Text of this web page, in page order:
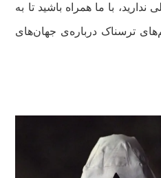
با ما همراه باشید تا به
فیلم‌های ترسناک درباره‌ی جهان‌های